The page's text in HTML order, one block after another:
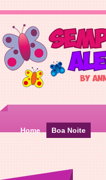
Home Boa Noite